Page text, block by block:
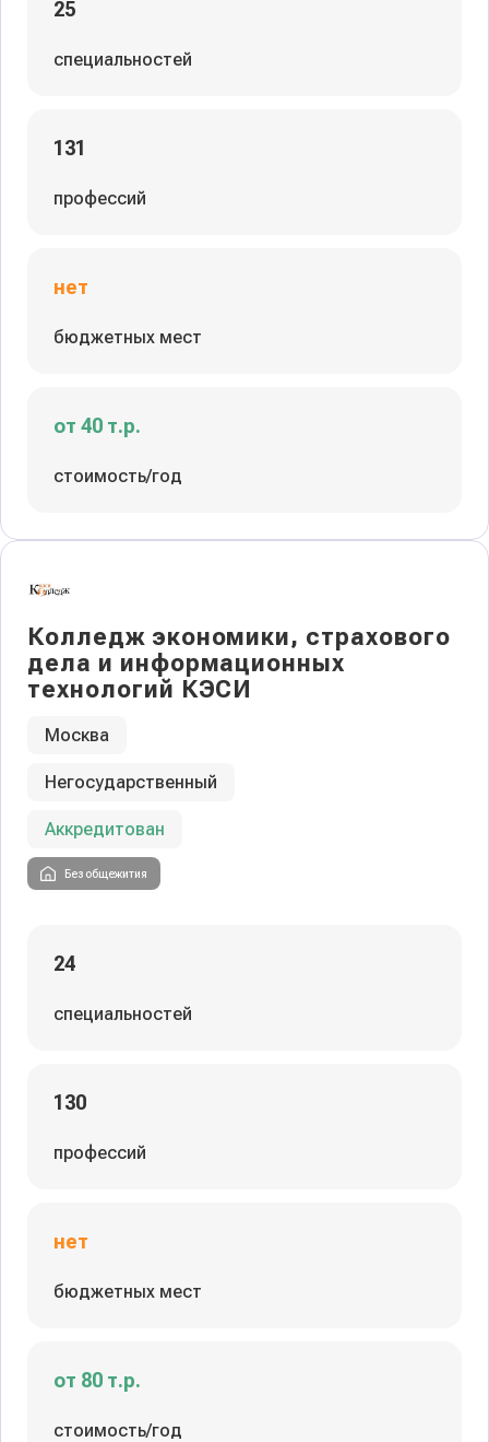
25
специальностей
131
профессий
нет
бюджетных мест
от 40 т.р.
стоимость/год
Колледж экономики, страхового
дела и информационных
технологий КЭСИ
Москва
Негосударственный
Аккредитован
Без общежития
24
специальностей
130
профессий
нет
бюджетных мест
от 80 т.р.
стоимость/год